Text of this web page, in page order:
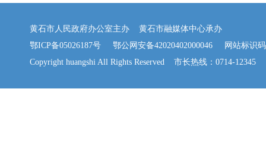
黄石市人民政府办公室主办 黄石市融媒体中心承办
鄂ICP备05026187号
鄂公网安备42020402000046 网站标识码
Copyright huangshi All Rights Reserved 市长热线：0714-12345